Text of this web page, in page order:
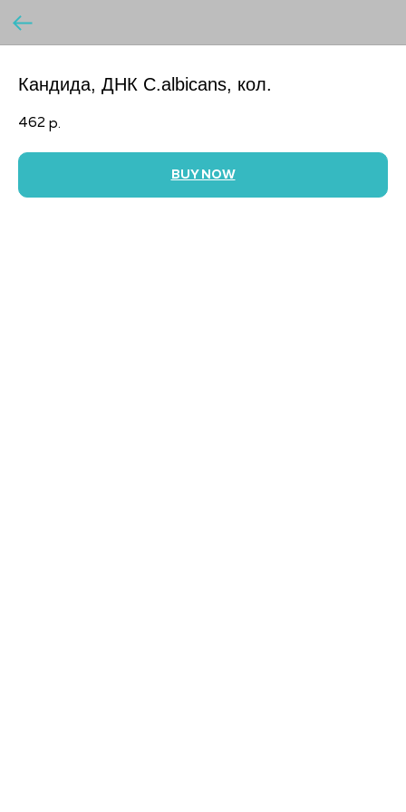
Кандида, ДНК C.albicans, кол.
462 р.
BUY NOW